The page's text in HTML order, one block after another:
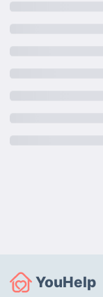
YouHelp